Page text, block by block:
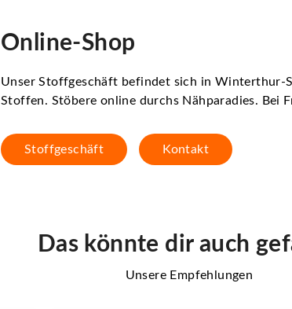
Online-Shop
Unser Stoffgeschäft befindet sich in Winterthur-
Stoffen. Stöbere online durchs Nähparadies. Bei
Stoffgeschäft Kontakt
Das könnte dir auch
Unsere Empfehlungen